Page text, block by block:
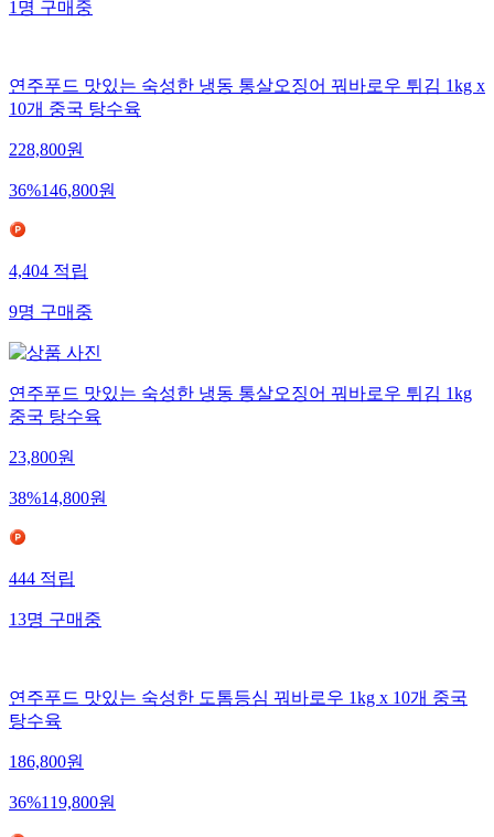
1명구매중
연주푸드 맛있는 숙성한 냉동 통살오징어 꿔바로우 튀김 1kg x
10개 중국 탕수육
228,800원
36%146,800원
4,404적립
9명구매중
연주푸드 맛있는 숙성한 냉동 통살오징어 꿔바로우 튀김 1kg
중국 탕수육
23,800원
38%14,800원
444적립
13명구매중
연주푸드 맛있는 숙성한 도톰등심 꿔바로우 1kg x 10개 중국
탕수육
186,800원
36%119,800원